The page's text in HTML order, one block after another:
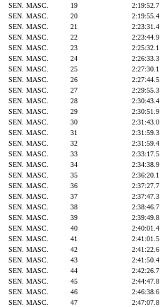
SEN. MASC. 19 2:19:52.7
SEN. MASC. 20 2:19:55.4
SEN. MASC. 21 2:23:31.4
SEN. MASC. 22 2:23:44.9
SEN. MASC. 23 2:25:32.1
SEN. MASC. 24 2:26:33.3
SEN. MASC. 25 2:27:30.1
SEN. MASC. 26 2:27:44.5
SEN. MASC. 27 2:29:55.3
SEN. MASC. 28 2:30:43.4
SEN. MASC. 29 2:30:51.9
SEN. MASC. 30 2:31:43.0
SEN. MASC. 31 2:31:59.3
SEN. MASC. 32 2:31:59.4
SEN. MASC. 33 2:33:17.5
SEN. MASC. 34 2:34:38.9
SEN. MASC. 35 2:36:20.1
SEN. MASC. 36 2:37:27.7
SEN. MASC. 37 2:37:47.3
SEN. MASC. 38 2:38:46.7
SEN. MASC. 39 2:39:49.8
SEN. MASC. 40 2:40:01.4
SEN. MASC. 41 2:41:01.5
SEN. MASC. 42 2:41:22.6
SEN. MASC. 43 2:41:50.4
SEN. MASC. 44 2:42:26.7
SEN. MASC. 45 2:44:47.8
SEN. MASC. 46 2:46:38.6
SEN. MASC. 47 2:47:07.8